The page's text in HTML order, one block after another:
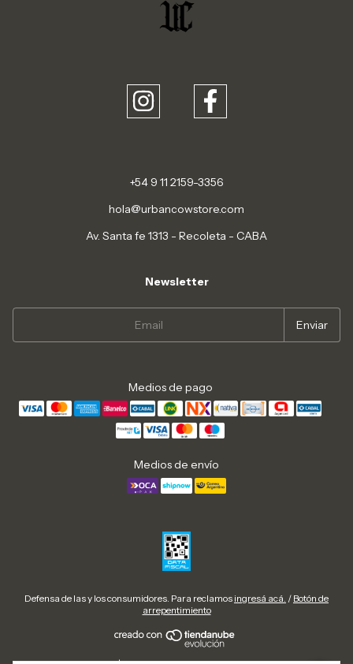
+54 9 11 2159-3356
hola@urbancowstore.com
Av. Santa fe 1313 - Recoleta - CABA
Newsletter
Medios de pago
Medios de envío
Defensa de las y los consumidores. Para reclamos ingresá acá. / Botón de
arrepentimiento